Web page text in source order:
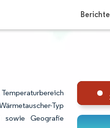
Berichte
Typ
sowie Geografie